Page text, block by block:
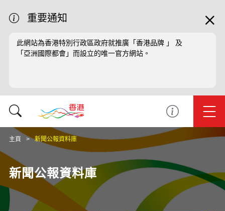
重要通知
此網站為香港特別行政區政府就推廣「香港品牌 」 及
「亞洲國際都會」而設立的唯一官方網站。
主頁 新聞公報資料庫
新聞公報資料庫